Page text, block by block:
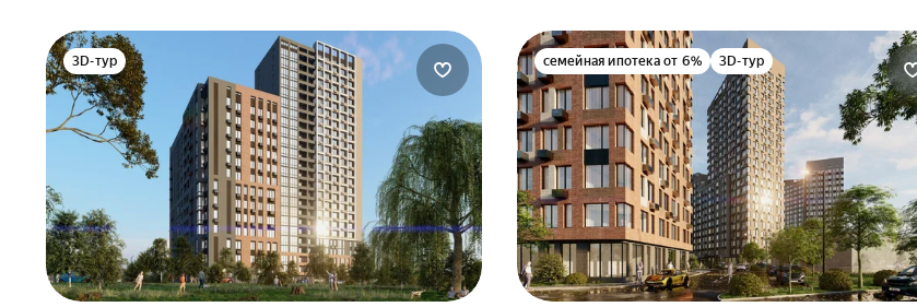
3D-тур семейная ипотека от 6% 3D-тур